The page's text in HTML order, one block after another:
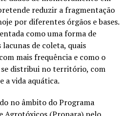
reduzir a fragmentação
por diferentes órgãos e bases.
como uma forma de
de coleta, quais
mais frequência e como o
distribui no território, com
a vida aquática.
no âmbito do Programa